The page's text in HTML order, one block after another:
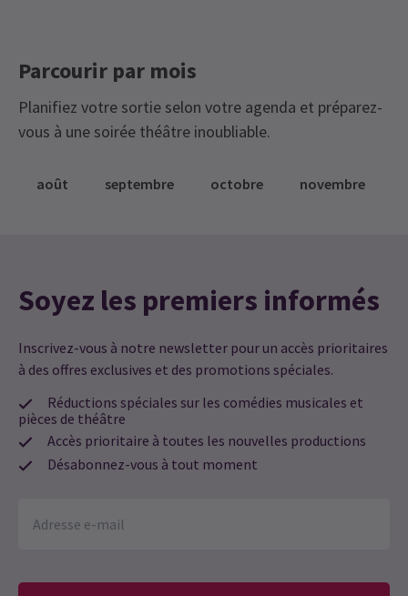
Parcourir par mois
Planifiez votre sortie selon votre agenda et préparez-
vous à une soirée théâtre inoubliable.
août septembre octobre novembre
Soyez les premiers informés
Inscrivez-vous à notre newsletter pour un accès prioritaires
à des offres exclusives et des promotions spéciales.
Réductions spéciales sur les comédies musicales et
pièces de théâtre
Accès prioritaire à toutes les nouvelles productions
Désabonnez-vous à tout moment